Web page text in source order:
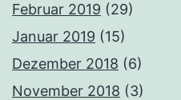
Februar 2019 (29)
Januar 2019 (15)
Dezember 2018 (6)
November 2018 (3)